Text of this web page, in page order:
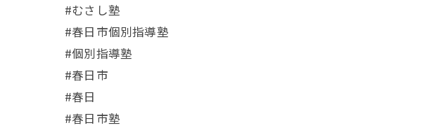
#むさし塾
#春日市個別指導塾
#個別指導塾
#春日市
#春日
#春日市塾